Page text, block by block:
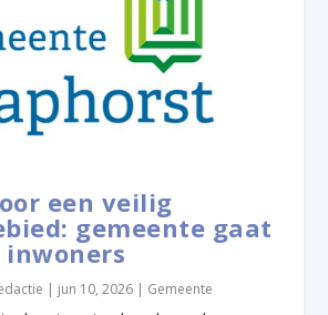
een veilig
gemeente gaat
| jun 10, 2026 | Gemeente